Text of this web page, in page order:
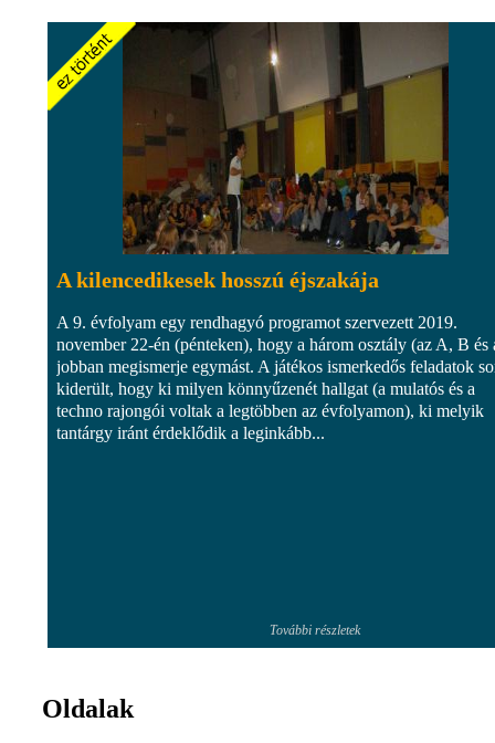
A kilencedikesek hosszú éjszakája
A 9. évfolyam egy rendhagyó programot szervezett 2019.
november 22-én (pénteken), hogy a három osztály (az A, B és
jobban megismerje egymást. A játékos ismerkedős feladatok
kiderült, hogy ki milyen könnyűzenét hallgat (a mulatós és a
techno rajongói voltak a legtöbben az évfolyamon), ki melyik
tantárgy iránt érdeklődik a leginkább...
További részletek
Oldalak